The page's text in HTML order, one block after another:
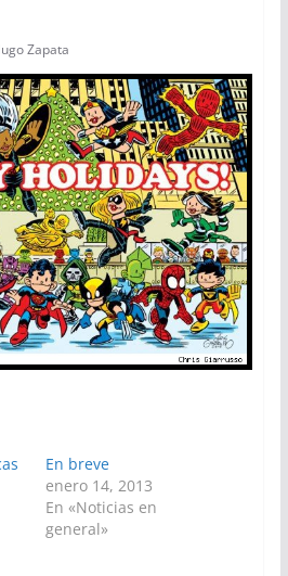
Zapata
En breve
enero 14, 2013
En «Noticias en
general»